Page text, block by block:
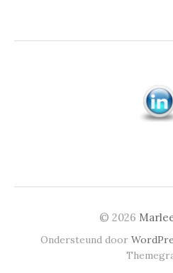
© 2026
Ondersteund door